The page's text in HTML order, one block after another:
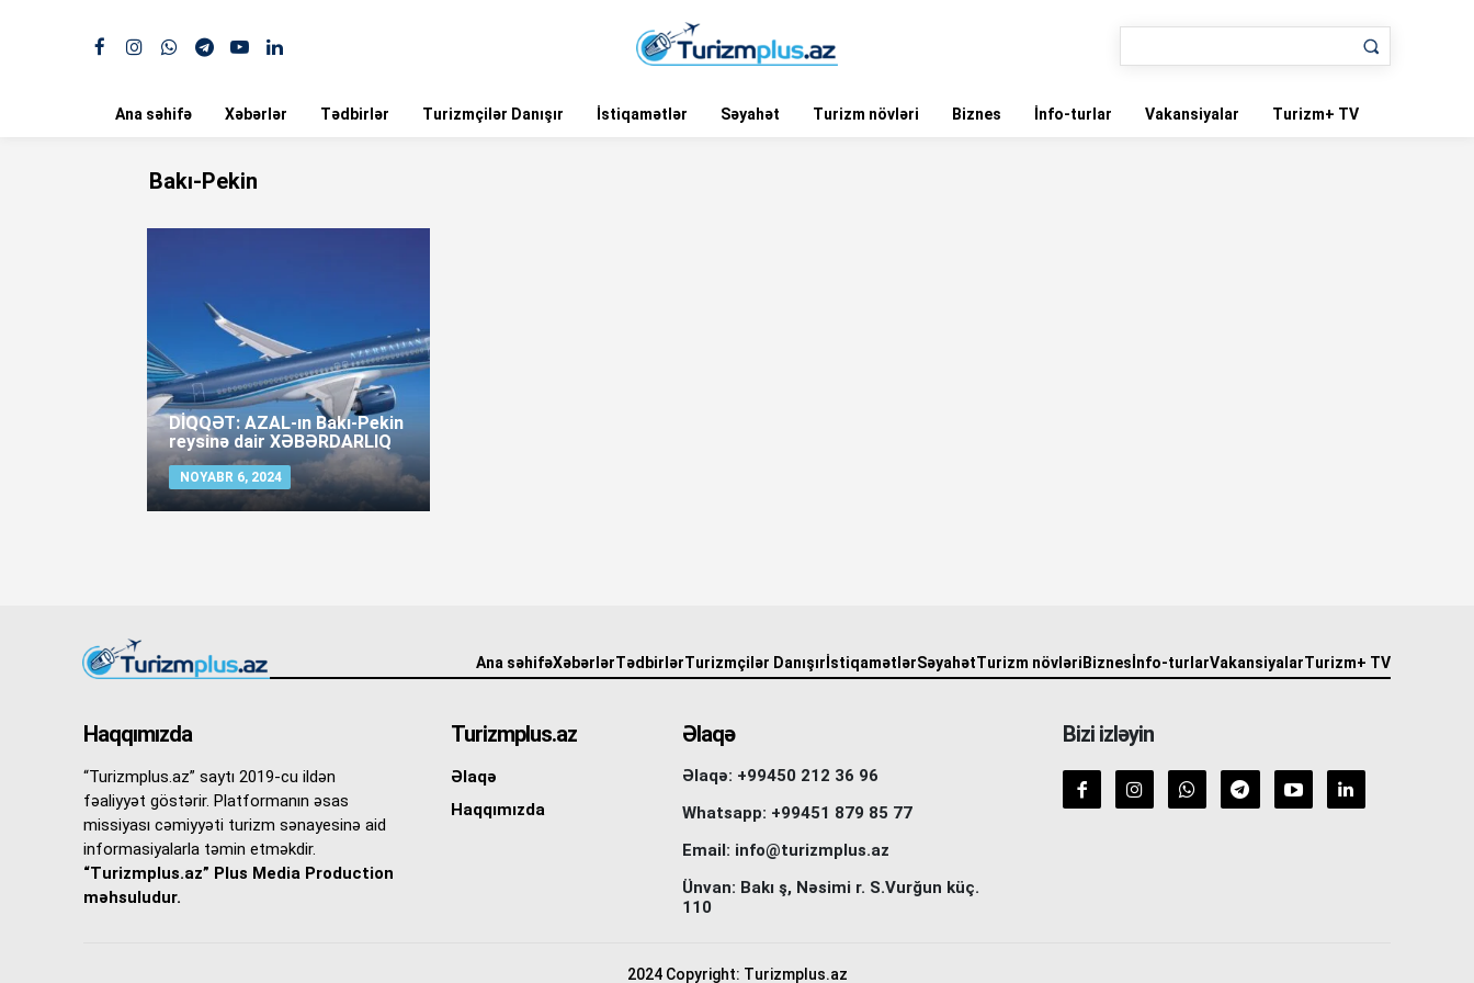
Ana səhifə Xəbərlər Tədbirlər Turizmçilər Danışır İstiqamətlər Səyahət Turizm növləri Biznes İnfo-turlar Vakansiyalar Turizm+ TV
Bakı-Pekin
DİQQƏT: AZAL-ın Bakı-Pekin
reysinə dair XƏBƏRDARLIQ
NOYABR 6, 2024
Ana səhifəXəbərlərTədbirlərTurizmçilər Danışır İstiqamətlərSəyahətTurizm növləri Biznes İnfo-turlarVakansiyalarTurizm+ TV
Haqqımızda
“Turizmplus.az” saytı 2019-cu ildən
fəaliyyət göstərir. Platformanın əsas
missiyası cəmiyyəti turizm sənayesinə aid
informasiyalarla təmin etməkdir.
“Turizmplus.az” Plus Media Production
məhsuludur.
Turizmplus.az
Əlaqə
Haqqımızda
Əlaqə
Əlaqə: +99450 212 36 96
Whatsapp: +99451 879 85 77
Email: info@turizmplus.az
Ünvan: Bakı ş, Nəsimi r. S.Vurğun küç.
110
Bizi izləyin
2024 Copyright: Turizmplus.az